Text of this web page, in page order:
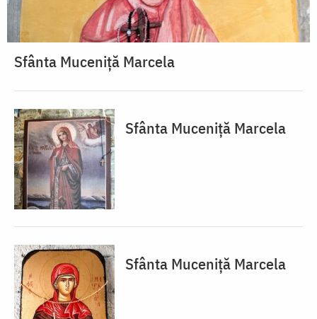
Sfânta Muceniță Marcela
Sfânta Muceniță Marcela
Sfânta Muceniță Marcela